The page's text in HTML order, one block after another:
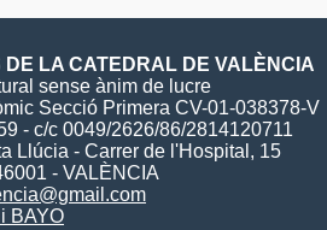
DE LA CATEDRAL DE VALÈNCIA
sense ànim de lucre
Secció Primera CV-01-038378-V
- c/c 0049/2626/86/2814120711
Llúcia - Carrer de l'Hospital, 15
- VALÈNCIA
BAYO